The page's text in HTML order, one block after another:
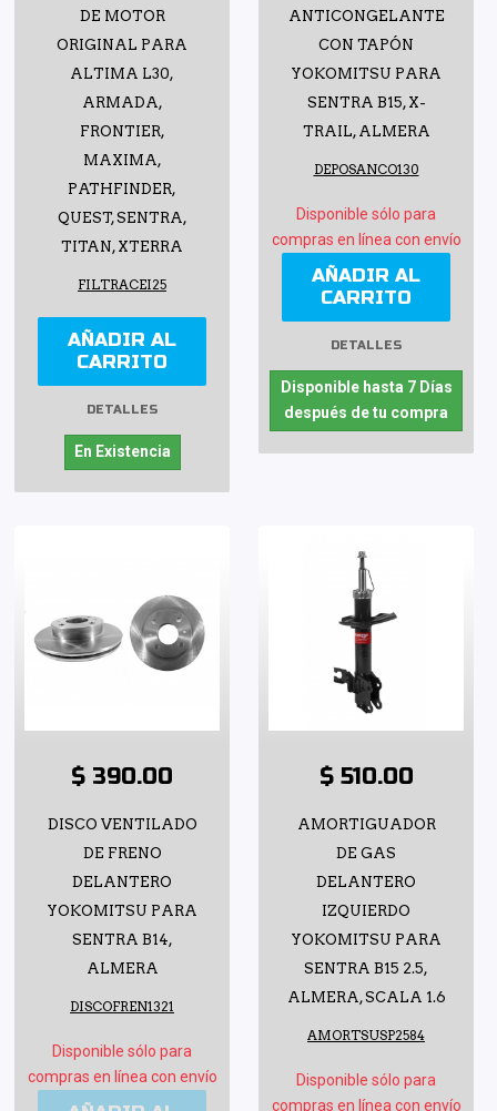
DE MOTOR
ORIGINAL PARA
ALTIMA L30,
ARMADA,
FRONTIER,
MAXIMA,
PATHFINDER,
QUEST, SENTRA,
TITAN, XTERRA
FILTRACEI25
AÑADIR AL
CARRITO
DETALLES
En Existencia
ANTICONGELANTE
CON TAPÓN
YOKOMITSU PARA
SENTRA B15, X-
TRAIL, ALMERA
DEPOSANCO130
Disponible sólo para
compras en línea con envío
AÑADIR AL
CARRITO
DETALLES
Disponible hasta 7 Días
después de tu compra
$ 390.00
DISCO VENTILADO
DE FRENO
DELANTERO
YOKOMITSU PARA
SENTRA B14,
ALMERA
DISCOFREN1321
Disponible sólo para
compras en línea con envío
$ 510.00
AMORTIGUADOR
DE GAS
DELANTERO
IZQUIERDO
YOKOMITSU PARA
SENTRA B15 2.5,
ALMERA, SCALA 1.6
AMORTSUSP2584
Disponible sólo para
compras en línea con envío